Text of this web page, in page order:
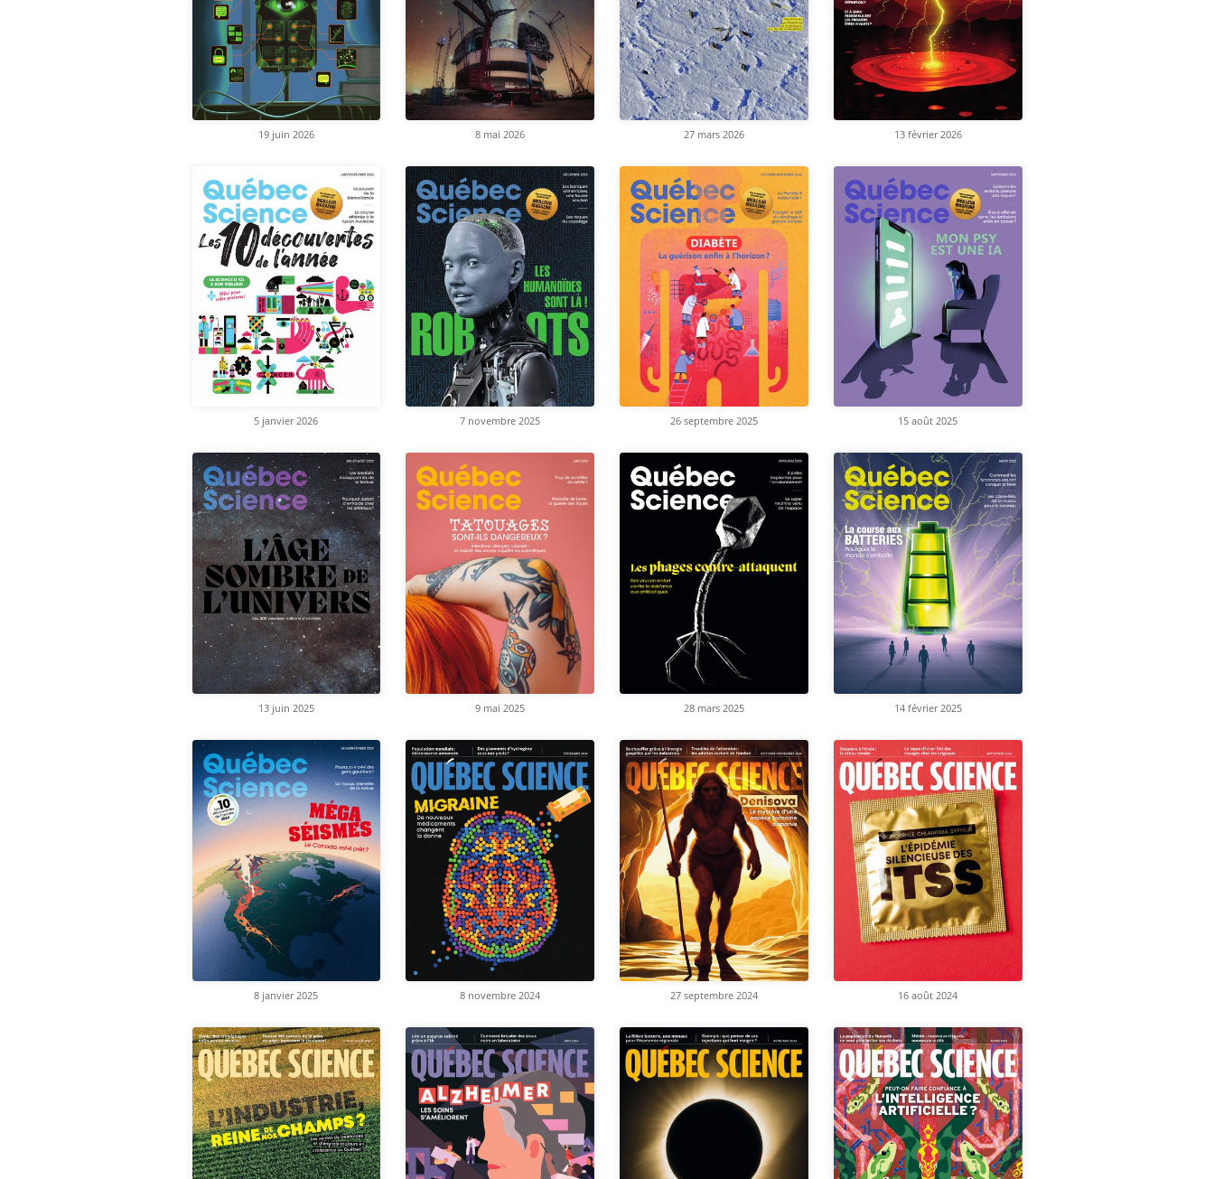
19 juin 2026 8 mai 2026 27 mars 2026 13 février 2026
5 janvier 2026 7 novembre 2025 26 septembre 2025 15 août 2025
13 juin 2025 9 mai 2025 28 mars 2025 14 février 2025
8 janvier 2025 8 novembre 2024 27 septembre 2024 16 août 2024